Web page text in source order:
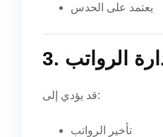
يعتمد على الحدس
الرواتب
قد يؤدي إلى:
تأخير الرواتب